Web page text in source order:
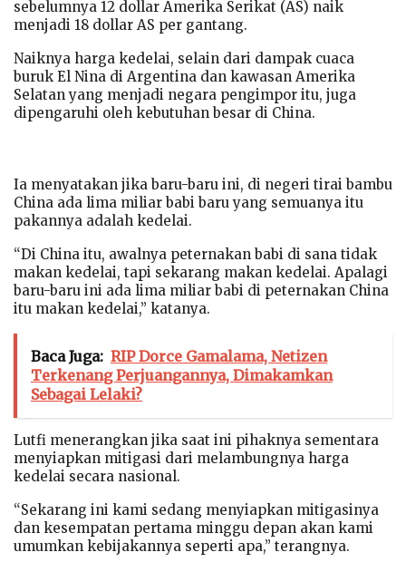
sebelumnya 12 dollar Amerika Serikat (AS) naik
menjadi 18 dollar AS per gantang.
Naiknya harga kedelai, selain dari dampak cuaca
buruk El Nina di Argentina dan kawasan Amerika
Selatan yang menjadi negara pengimpor itu, juga
dipengaruhi oleh kebutuhan besar di China.
Ia menyatakan jika baru-baru ini, di negeri tirai bambu
China ada lima miliar babi baru yang semuanya itu
pakannya adalah kedelai.
“Di China itu, awalnya peternakan babi di sana tidak
makan kedelai, tapi sekarang makan kedelai. Apalagi
baru-baru ini ada lima miliar babi di peternakan China
itu makan kedelai,” katanya.
Baca Juga: RIP Dorce Gamalama, Netizen
Terkenang Perjuangannya, Dimakamkan
Sebagai Lelaki?
Lutfi menerangkan jika saat ini pihaknya sementara
menyiapkan mitigasi dari melambungnya harga
kedelai secara nasional.
“Sekarang ini kami sedang menyiapkan mitigasinya
dan kesempatan pertama minggu depan akan kami
umumkan kebijakannya seperti apa,” terangnya.